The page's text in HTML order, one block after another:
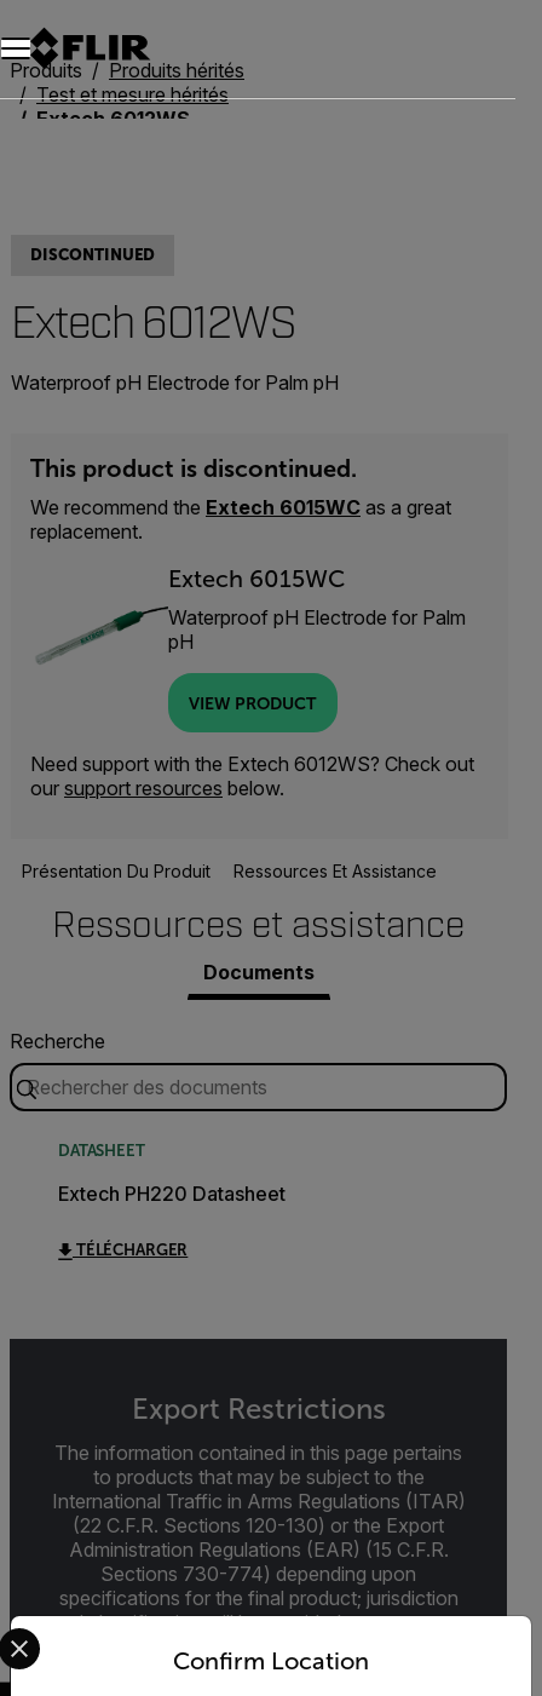
Unread messages
Modèle
Supprimer
articles
article
Ajouter au panier
Ajouté au panier
Produits
Produits hérités
Test et mesure hérités
Extech 6012WS
DISCONTINUED
Extech 6012WS
Waterproof pH Electrode for Palm pH
This product is discontinued.
We recommend the Extech 6015WC as a great
replacement.
Extech 6015WC
Waterproof pH Electrode for Palm
pH
VIEW PRODUCT
Need support with the Extech 6012WS? Check out
our support resources below.
Présentation Du Produit Ressources Et Assistance
Ressources et assistance
Documents
Recherche
DATASHEET
Extech PH220 Datasheet
TÉLÉCHARGER
Export Restrictions
The information contained in this page pertains
to products that may be subject to the
International Traffic in Arms Regulations (ITAR)
(22 C.F.R. Sections 120-130) or the Export
Administration Regulations (EAR) (15 C.F.R.
Sections 730-774) depending upon
specifications for the final product; jurisdiction
and classification will be provided upon request.
Confirm Location
Select your preferred country and language from the